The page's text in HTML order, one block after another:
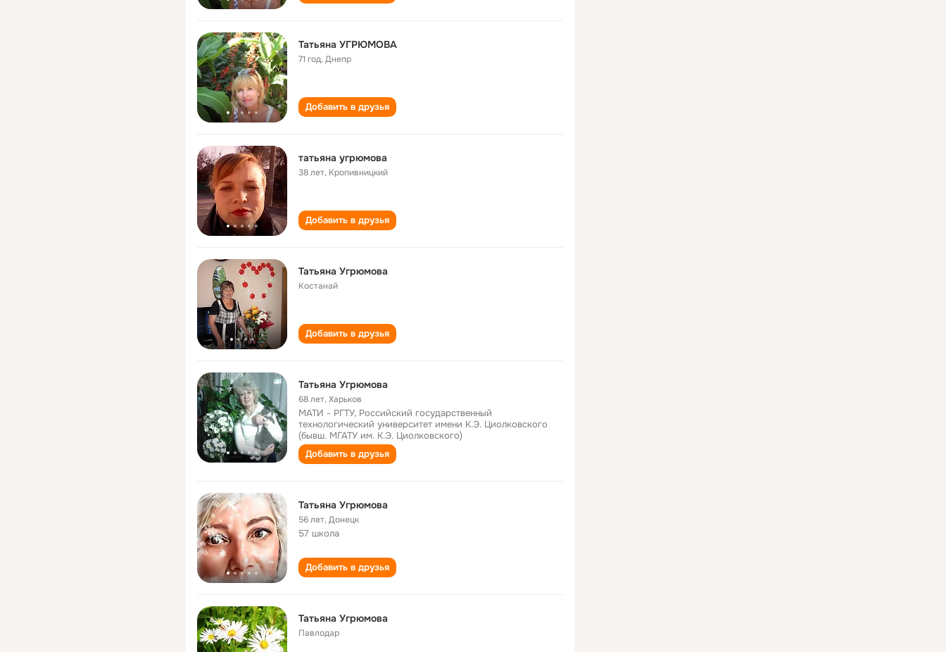
Татьяна УГРЮМОВА
71 год,Днепр
Добавить в друзья
татьяна угрюмова
38 лет, Кропивницкий
Добавить в друзья
Татьяна Угрюмова
Костанай
Добавить в друзья
Татьяна Угрюмова
68 лет,Харьков
МАТИ - РГТУ, Российский государственный
технологический университет имени К.Э. Циолковского
(бывш. МГАТУ им. К.Э. Циолковского)
Добавить в друзья
Татьяна Угрюмова
56 лет,Донецк
57 школа
Добавить в друзья
Татьяна Угрюмова
Павлодар